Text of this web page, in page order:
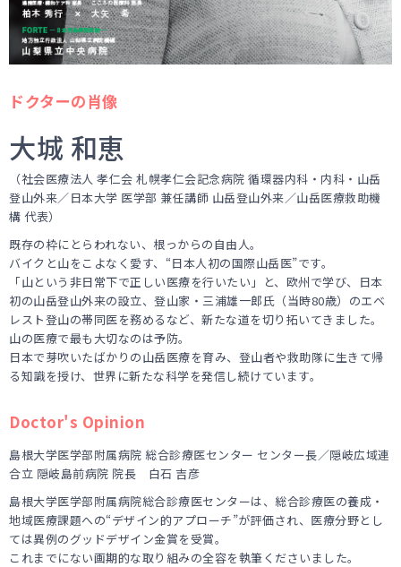
ドクターの肖像
大城 和恵
（社会医療法人 孝仁会 札幌孝仁会記念病院 循環器内科・内科・山岳
登山外来／日本大学 医学部 兼任講師 山岳登山外来／山岳医療救助機
構 代表）
既存の枠にとらわれない、根っからの自由人。
バイクと山をこよなく愛す、“日本人初の国際山岳医”です。
「山という非日常下で正しい医療を行いたい」と、欧州で学び、日本
初の山岳登山外来の設立、登山家・三浦雄一郎氏（当時80歳）のエベ
レスト登山の帯同医を務めるなど、新たな道を切り拓いてきました。
山の医療で最も大切なのは予防。
日本で芽吹いたばかりの山岳医療を育み、登山者や救助隊に生きて帰
る知識を授け、世界に新たな科学を発信し続けています。
Doctor's Opinion
島根大学医学部附属病院 総合診療医センター センター長／隠岐広域連
合立 隠岐島前病院 院長 白石 吉彦
島根大学医学部附属病院総合診療医センターは、総合診療医の養成・
地域医療課題への“デザイン的アプローチ”が評価され、医療分野とし
ては異例のグッドデザイン金賞を受賞。
これまでにない画期的な取り組みの全容を執筆くださいました。